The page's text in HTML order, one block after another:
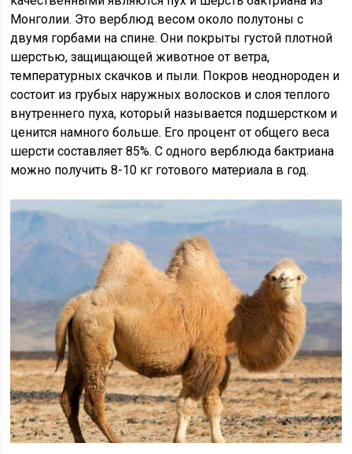
Монголии. Это верблюд весом около полутоны с
двумя горбами на спине. Они покрыты густой плотной
шерстью, защищающей животное от ветра,
температурных скачков и пыли. Покров неоднороден и
состоит из грубых наружных волосков и слоя теплого
внутреннего пуха, который называется подшерстком и
ценится намного больше. Его процент от общего веса
шерсти составляет 85%. С одного верблюда бактриана
можно получить 8-10 кг готового материала в год.